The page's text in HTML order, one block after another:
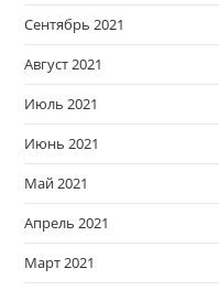
Сентябрь 2021
Август 2021
Июль 2021
Июнь 2021
Май 2021
Апрель 2021
Март 2021